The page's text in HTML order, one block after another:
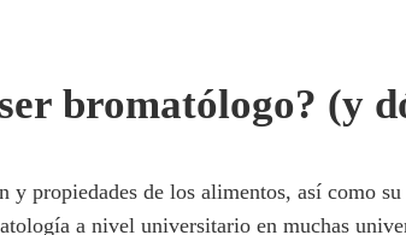
bromatólogo? (y
y propiedades de los alimentos, así como
a nivel universitario en muchas